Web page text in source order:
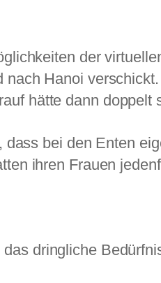
der
Hanoi
hätte dann doppelt
dass bei den Enten
ihren Frauen
dringliche